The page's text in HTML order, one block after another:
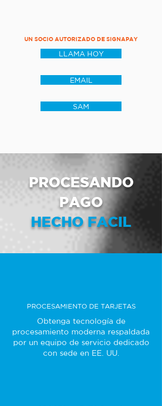
UN SOCIO AUTORIZADO DE SIGNAPAY
LLAMA HOY
EMAIL
SAM
PROCESANDO
PAGO
HECHO FACIL
PROCESAMIENTO DE TARJETAS
Obtenga tecnología de
procesamiento moderna respaldada
por un equipo de servicio dedicado
con sede en EE. UU.